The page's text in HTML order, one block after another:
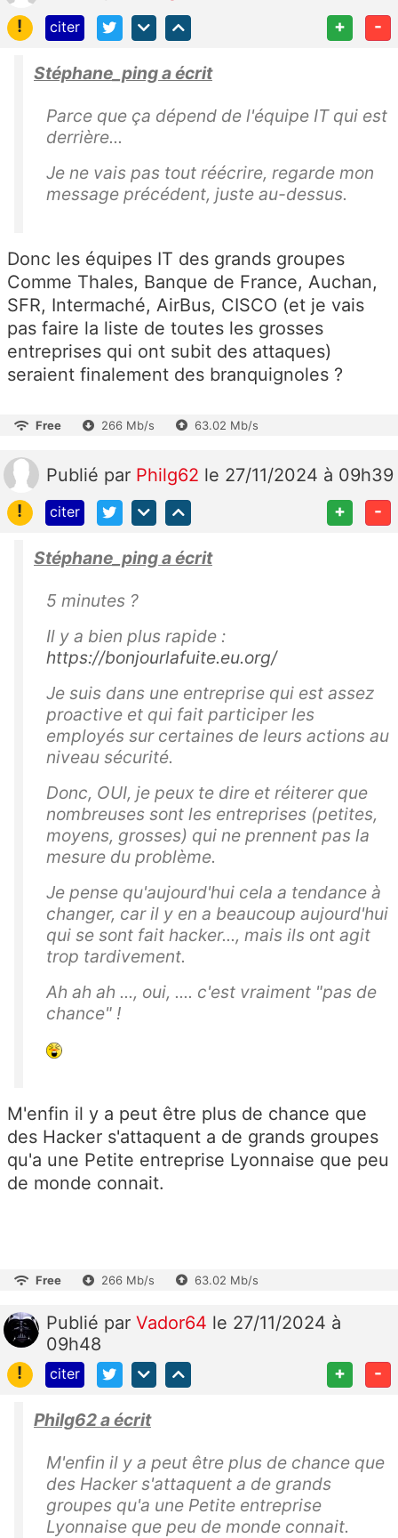
!
citer + -
Stéphane_ping a écrit
Parce que ça dépend de l'équipe IT qui est
derrière...
Je ne vais pas tout réécrire, regarde mon
message précédent, juste au-dessus.
Donc les équipes IT des grands groupes
Comme Thales, Banque de France, Auchan,
SFR, Intermaché, AirBus, CISCO (et je vais
pas faire la liste de toutes les grosses
entreprises qui ont subit des attaques)
seraient finalement des branquignoles ?
Free 266 Mb/s 63.02 Mb/s
Publié par Philg62 le 27/11/2024 à 09h39
!
citer + -
Stéphane_ping a écrit
5 minutes ?
Il y a bien plus rapide :
https://bonjourlafuite.eu.org/
Je suis dans une entreprise qui est assez
proactive et qui fait participer les
employés sur certaines de leurs actions au
niveau sécurité.
Donc, OUI, je peux te dire et réiterer que
nombreuses sont les entreprises (petites,
moyens, grosses) qui ne prennent pas la
mesure du problème.
Je pense qu'aujourd'hui cela a tendance à
changer, car il y en a beaucoup aujourd'hui
qui se sont fait hacker..., mais ils ont agit
trop tardivement.
Ah ah ah ..., oui, .... c'est vraiment "pas de
chance" !
M'enfin il y a peut être plus de chance que
des Hacker s'attaquent a de grands groupes
qu'a une Petite entreprise Lyonnaise que peu
de monde connait.
Free 266 Mb/s 63.02 Mb/s
Publié par Vador64 le 27/11/2024 à
09h48
!
citer + -
Philg62 a écrit
M'enfin il y a peut être plus de chance que
des Hacker s'attaquent a de grands
groupes qu'a une Petite entreprise
Lyonnaise que peu de monde connait.